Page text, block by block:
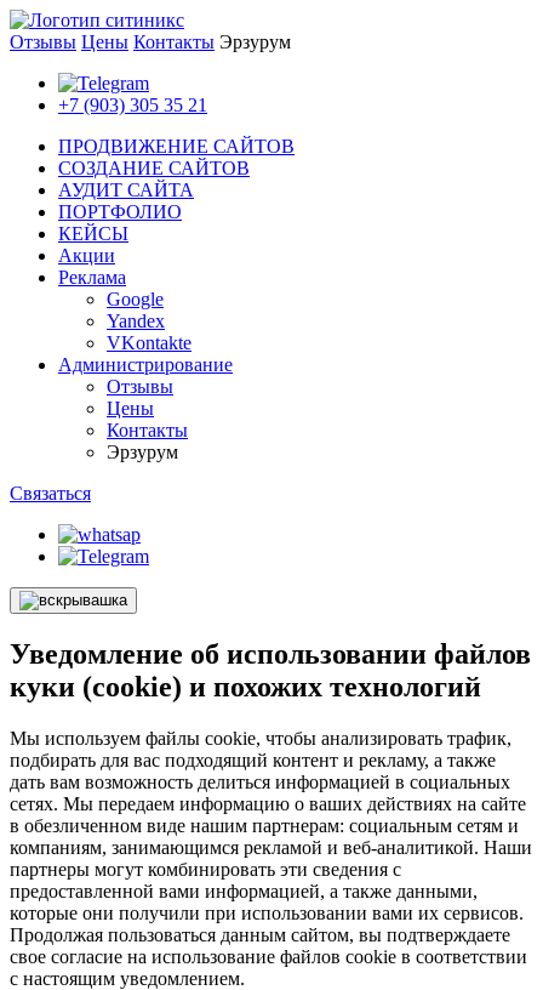
Отзывы Цены Контакты Эрзурум
+7 (903) 305 35 21
ПРОДВИЖЕНИЕ САЙТОВ
СОЗДАНИЕ САЙТОВ
АУДИТ САЙТА
ПОРТФОЛИО
КЕЙСЫ
Акции
Реклама
Google
Yandex
VKontakte
Администрирование
Отзывы
Цены
Контакты
Эрзурум
Связаться
Уведомление об использовании файлов
куки (cookie) и похожих технологий
Мы используем файлы cookie, чтобы анализировать трафик,
подбирать для вас подходящий контент и рекламу, а также
дать вам возможность делиться информацией в социальных
сетях. Мы передаем информацию о ваших действиях на сайте
в обезличенном виде нашим партнерам: социальным сетям и
компаниям, занимающимся рекламой и веб-аналитикой. Наши
партнеры могут комбинировать эти сведения с
предоставленной вами информацией, а также данными,
которые они получили при использовании вами их сервисов.
Продолжая пользоваться данным сайтом, вы подтверждаете
свое согласие на использование файлов cookie в соответствии
с настоящим уведомлением.